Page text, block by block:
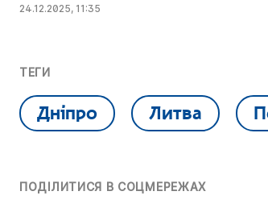
24.12.2025, 11:35
ТЕГИ
Дніпро Литва
ПОДІЛИТИСЯ В СОЦМЕРЕЖАХ